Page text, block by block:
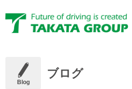
Blog
ブログ